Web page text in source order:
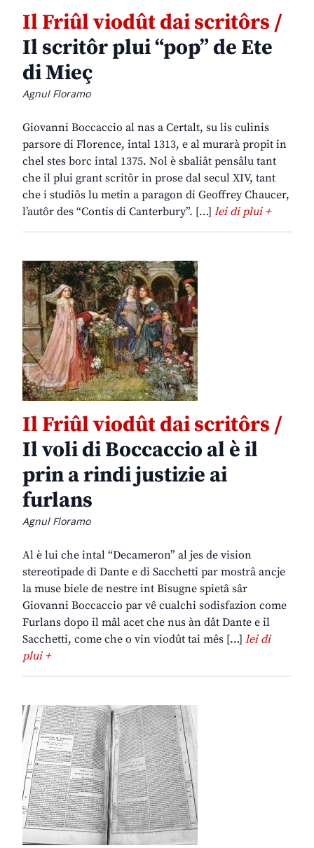
Il Friûl viodût dai scritôrs /
Il scritôr plui “pop” de Ete
di Mieç
Agnul Floramo
Giovanni Boccaccio al nas a Certalt, su lis culinis
parsore di Florence, intal 1313, e al murarà propit in
chel stes borc intal 1375. Nol è sbaliât pensâlu tant
che il plui grant scritôr in prose dal secul XIV, tant
che i studiôs lu metin a paragon di Geoffrey Chaucer,
l’autôr des “Contis di Canterbury”. […] lei di plui +
Il Friûl viodût dai scritôrs /
Il voli di Boccaccio al è il
prin a rindi justizie ai
furlans
Agnul Floramo
Al è lui che intal “Decameron” al jes de vision
stereotipade di Dante e di Sacchetti par mostrâ ancje
la muse biele de nestre int Bisugne spietâ sâr
Giovanni Boccaccio par vê cualchi sodisfazion come
Furlans dopo il mâl acet che nus àn dât Dante e il
Sacchetti, come che o vin viodût tai mês […] lei di
plui +